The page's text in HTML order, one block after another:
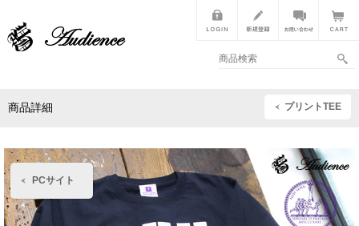
PCサイト
商品詳細 プリントTEE